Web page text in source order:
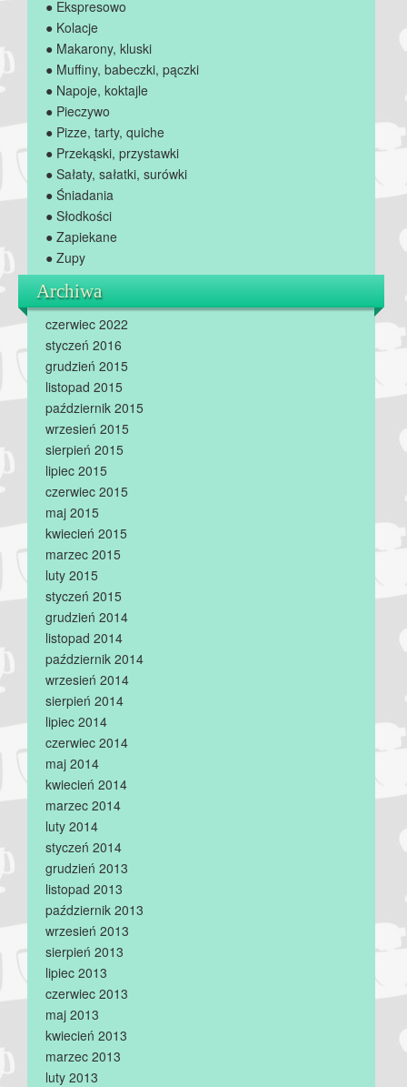
● Ekspresowo
● Kolacje
● Makarony, kluski
● Muffiny, babeczki, pączki
● Napoje, koktajle
● Pieczywo
● Pizze, tarty, quiche
● Przekąski, przystawki
● Sałaty, sałatki, surówki
● Śniadania
● Słodkości
● Zapiekane
● Zupy
Archiwa
czerwiec 2022
styczeń 2016
grudzień 2015
listopad 2015
październik 2015
wrzesień 2015
sierpień 2015
lipiec 2015
czerwiec 2015
maj 2015
kwiecień 2015
marzec 2015
luty 2015
styczeń 2015
grudzień 2014
listopad 2014
październik 2014
wrzesień 2014
sierpień 2014
lipiec 2014
czerwiec 2014
maj 2014
kwiecień 2014
marzec 2014
luty 2014
styczeń 2014
grudzień 2013
listopad 2013
październik 2013
wrzesień 2013
sierpień 2013
lipiec 2013
czerwiec 2013
maj 2013
kwiecień 2013
marzec 2013
luty 2013